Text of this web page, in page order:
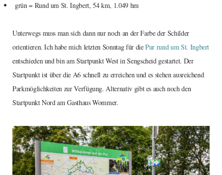
grün = Rund um St. Ingbert, 54 km, 1.049 hm
Unterwegs muss man sich dann nur noch an der Farbe der Schilder
orientieren. Ich habe mich letzten Sonntag für diePur rund um St. Ingbert
entschieden und bin am Startpunkt West in Sengscheid gestartet. Der
Startpunkt ist über die A6 schnell zu erreichen und es stehen ausreichend
Parkmöglichkeiten zur Verfügung. Alternativ gibt es auch noch den
Startpunkt Nord am Gasthaus Wommer.